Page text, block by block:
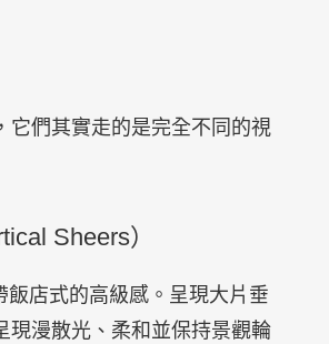
它們其實走的是完全不同的視
Sheers）
飯店式的高級感。呈現大片垂
現漫散光、柔和並保持景觀輪